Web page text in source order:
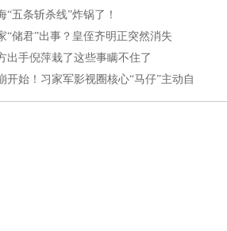
“五条斩杀线”炸锅了！
“储君”出事？皇侄齐明正突然消失
出手倪萍栽了这些事瞒不住了
开始！习家军影视圈核心“马仔”主动自